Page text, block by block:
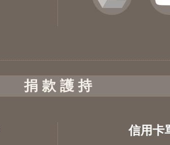
捐 款 護 持
信用卡